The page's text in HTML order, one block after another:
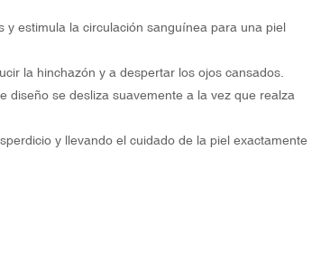
estimula la circulación sanguínea para una piel
la hinchazón y a despertar los ojos cansados.
diseño se desliza suavemente a la vez que realza
y llevando el cuidado de la piel exactamente